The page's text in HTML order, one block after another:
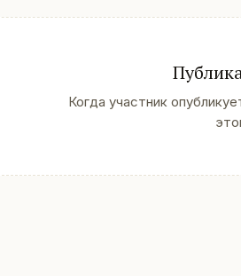
Когда участник